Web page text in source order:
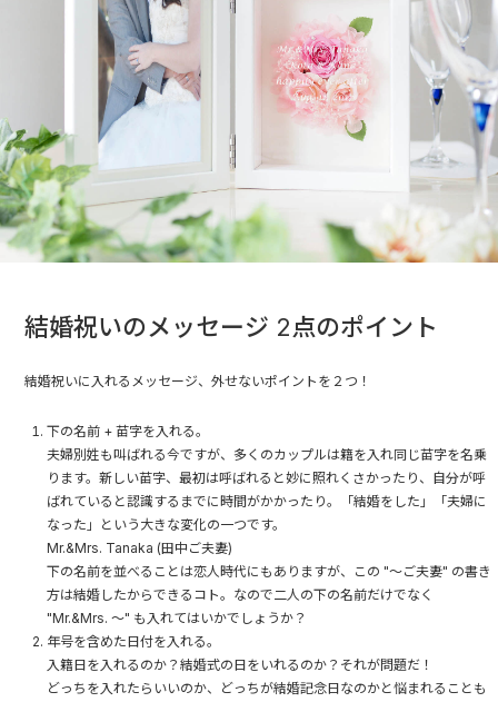
結婚祝いのメッセージ 2点のポイント
結婚祝いに入れるメッセージ、外せないポイントを２つ！
下の名前 + 苗字を入れる。
夫婦別姓も叫ばれる今ですが、多くのカップルは籍を入れ同じ苗字を名乗
ります。新しい苗字、最初は呼ばれると妙に照れくさかったり、自分が呼
ばれていると認識するまでに時間がかかったり。「結婚をした」「夫婦に
なった」という大きな変化の一つです。
Mr.&Mrs. Tanaka (田中ご夫妻)
下の名前を並べることは恋人時代にもありますが、この "～ご夫妻" の書き
方は結婚したからできるコト。なので二人の下の名前だけでなく
"Mr.&Mrs. ～" も入れてはいかでしょうか？
年号を含めた日付を入れる。
入籍日を入れるのか？結婚式の日をいれるのか？それが問題だ！
どっちを入れたらいいのか、どっちが結婚記念日なのかと悩まれることも